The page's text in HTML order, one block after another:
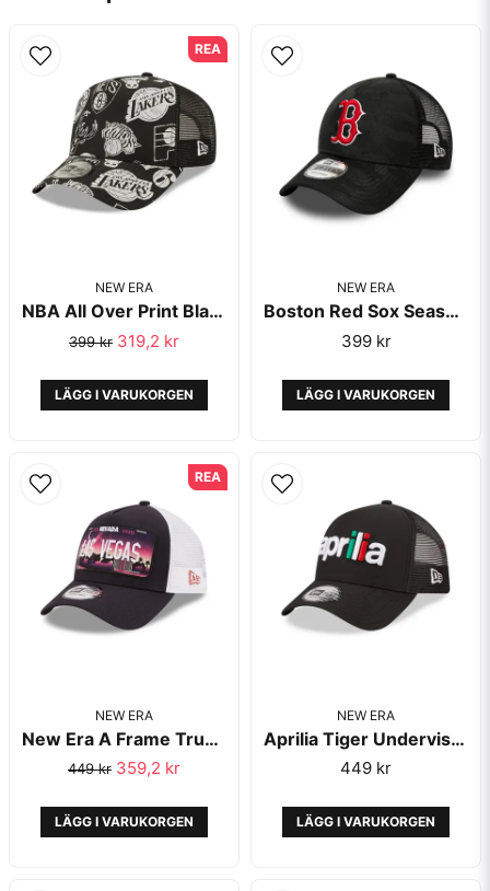
Ja, ni får publicera min fråga
Skicka fråga
NEW ERA
NBA All Over Print Black A-Frame Monochrome - New Era
399 kr 319,2 kr
LÄGG I VARUKORGEN
REA
NEW ERA
Boston Red Sox Seasonal The League Black Camo Trucker 9Forty - New Era
399 kr
LÄGG I VARUKORGEN
NEW ERA
New Era A Frame Trucker Las Vegas Navy
449 kr 359,2 kr
LÄGG I VARUKORGEN
REA
NEW ERA
Aprilia Tiger Undervisor Black EF Trucker Black - New Era
449 kr
LÄGG I VARUKORGEN